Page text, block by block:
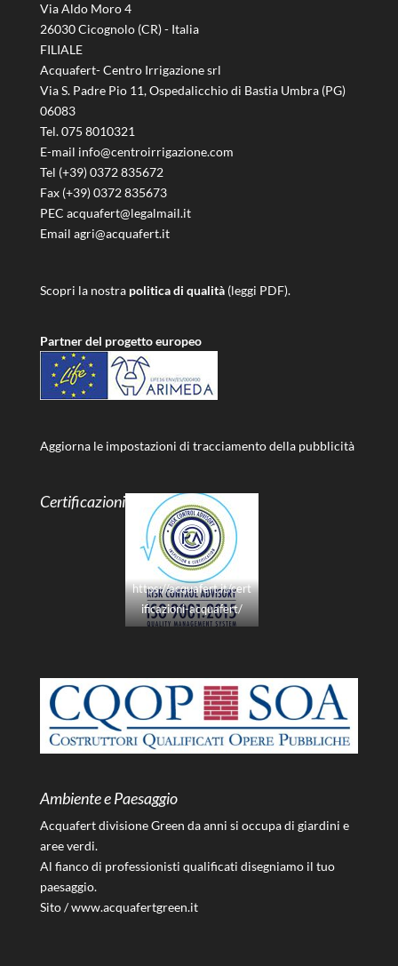
Via Aldo Moro 4
26030 Cicognolo (CR) - Italia
FILIALE
Acquafert- Centro Irrigazione srl
Via S. Padre Pio 11, Ospedalicchio di Bastia Umbra (PG)
06083
Tel. 075 8010321
E-mail info@centroirrigazione.com
Tel (+39) 0372 835672
Fax (+39) 0372 835673
PEC acquafert@legalmail.it
Email agri@acquafert.it
Scopri la nostra politica di qualità(leggi PDF).
Partner del progetto europeo
Aggiorna le impostazioni di tracciamento della pubblicità
Certificazioni
https://acquafert.it/cert
ificazioni-acquafert/
Ambiente e Paesaggio
Acquafert divisione Green da anni si occupa di giardini e
aree verdi.
Al fianco di professionisti qualificati disegniamo il tuo
paesaggio.
Sito /www.acquafertgreen.it